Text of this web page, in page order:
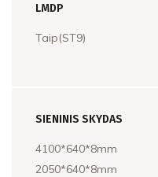
LMDP
Taip(ST9)
SIENINIS SKYDAS
4100*640*8mm
2050*640*8mm